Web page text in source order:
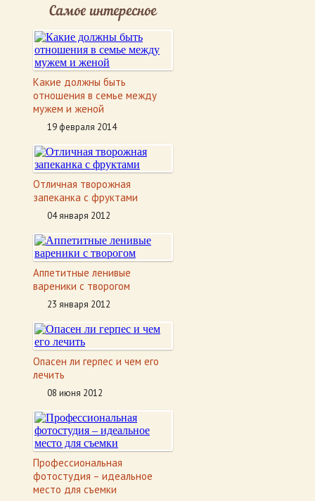
Самое интересное
Какие должны быть
отношения в семье между
мужем и женой
19 февраля 2014
Отличная творожная
запеканка с фруктами
04 января 2012
Аппетитные ленивые
вареники с творогом
23 января 2012
Опасен ли герпес и чем его
лечить
08 июня 2012
Профессиональная
фотостудия – идеальное
место для съемки